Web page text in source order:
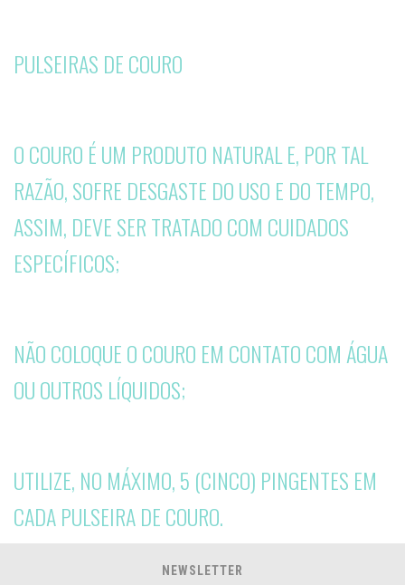
PULSEIRAS DE COURO
O COURO É UM PRODUTO NATURAL E, POR TAL
RAZÃO, SOFRE DESGASTE DO USO E DO TEMPO,
ASSIM, DEVE SER TRATADO COM CUIDADOS
ESPECÍFICOS;
NÃO COLOQUE O COURO EM CONTATO COM ÁGUA
OU OUTROS LÍQUIDOS;
UTILIZE, NO MÁXIMO, 5 (CINCO) PINGENTES EM
CADA PULSEIRA DE COURO.
NEWSLETTER